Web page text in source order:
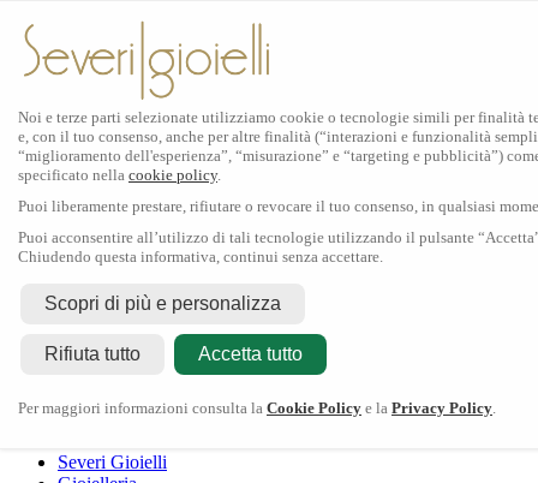
Rolex
Rolex Certified Pre-Owned
Tudor
La collezioneTudor shop
Dodo
Severi Gioielli
Scopri Rolex
Orologi Rolex
Nuovi modelli 2026
Accessori Rolex
L'arte dell'orologeria
Manutenzione
Oyster Story
Contattaci
Noi e terze parti selezionate utilizziamo cookie o tecnologie simili per finalità
e, con il tuo consenso, anche per altre finalità (“interazioni e funzionalità
“miglioramento dell'esperienza”, “misurazione” e “targeting e pubblicità”)
specificato nella cookie policy.
Puoi liberamente prestare, rifiutare o revocare il tuo consenso, in qualsiasi
Puoi acconsentire all’utilizzo di tali tecnologie utilizzando il pulsante
Chiudendo questa informativa, continui senza accettare.
Scopri di più e personalizza
Rifiuta tutto Accetta tutto
Per maggiori informazioni consulta la Cookie Policy e la Privacy Policy.